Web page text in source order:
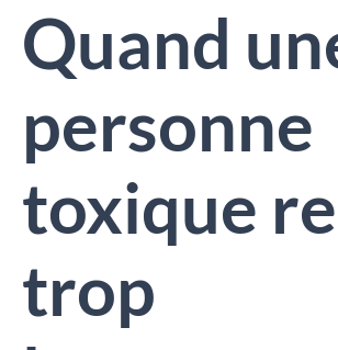
Quand
personne
toxique
trop